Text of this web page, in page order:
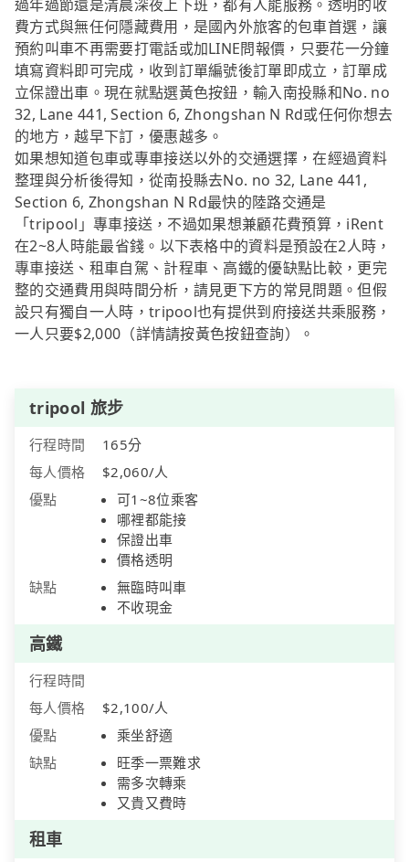
過年過節還是清晨深夜上下班，都有人能服務。透明的收
費方式與無任何隱藏費用，是國內外旅客的包車首選，讓
預約叫車不再需要打電話或加LINE問報價，只要花一分鐘
填寫資料即可完成，收到訂單編號後訂單即成立，訂單成
立保證出車。現在就點選黃色按鈕，輸入南投縣和No. no
32, Lane 441, Section 6, Zhongshan N Rd或任何你想去
的地方，越早下訂，優惠越多。
如果想知道包車或專車接送以外的交通選擇，在經過資料
整理與分析後得知，從南投縣去No. no 32, Lane 441,
Section 6, Zhongshan N Rd最快的陸路交通是
「tripool」專車接送，不過如果想兼顧花費預算，iRent
在2~8人時能最省錢。以下表格中的資料是預設在2人時，
專車接送、租車自駕、計程車、高鐵的優缺點比較，更完
整的交通費用與時間分析，請見更下方的常見問題。但假
設只有獨自一人時，tripool也有提供到府接送共乘服務，
一人只要$2,000（詳情請按黃色按鈕查詢）。
tripool 旅步
行程時間
165分
每人價格
$2,060/人
優點
可1~8位乘客
哪裡都能接
保證出車
價格透明
缺點
無臨時叫車
不收現金
高鐵
行程時間
每人價格
$2,100/人
優點
乘坐舒適
缺點
旺季一票難求
需多次轉乘
又貴又費時
租車